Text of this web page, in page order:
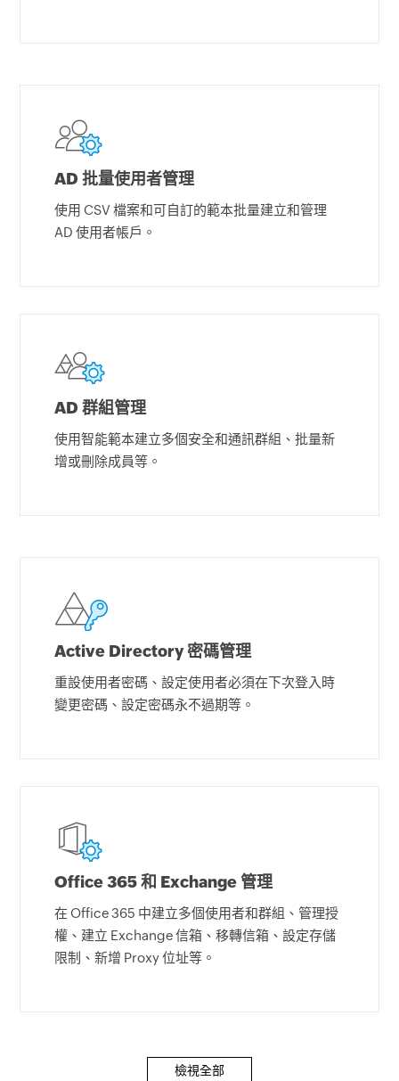
AD 批量使用者管理
使用 CSV 檔案和可自訂的範本批量建立和管理
AD 使用者帳戶。
AD 群組管理
使用智能範本建立多個安全和通訊群組、批量新
增或刪除成員等。
Active Directory 密碼管理
重設使用者密碼、設定使用者必須在下次登入時
變更密碼、設定密碼永不過期等。
Office 365 和 Exchange 管理
在 Office 365 中建立多個使用者和群組、管理授
權、建立 Exchange 信箱、移轉信箱、設定存儲
限制、新增 Proxy 位址等。
檢視全部